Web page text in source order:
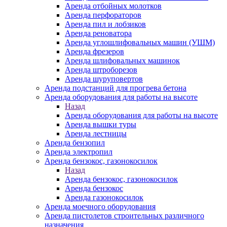
Аренда отбойных молотков
Аренда перфораторов
Аренда пил и лобзиков
Аренда реноватора
Аренда углошлифовальных машин (УШМ)
Аренда фрезеров
Аренда шлифовальных машинок
Аренда штроборезов
Аренда шуруповертов
Аренда подстанций для прогрева бетона
Аренда оборудования для работы на высоте
Назад
Аренда оборудования для работы на высоте
Аренда вышки туры
Аренда лестницы
Аренда бензопил
Аренда электропил
Аренда бензокос, газонокосилок
Назад
Аренда бензокос, газонокосилок
Аренда бензокос
Аренда газонокосилок
Аренда моечного оборудования
Аренда пистолетов строительных различного
назначения